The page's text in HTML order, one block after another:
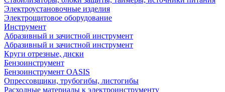
Электроустановочные изделия
Электрощитовое оборудование
Инструмент
Абразивный и зачистной инструмент
Абразивный и зачистной инструмент
Круги отрезные, диски
Бензоинструмент
Бензоинструмент OASIS
Опрессовщики, трубогибы, листогибы
Расходные материалы к электроинструменту